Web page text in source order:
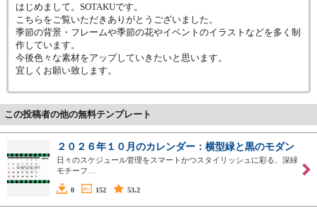
はじめまして。SOTAKUです。
こちらをご覧いただきありがとうございました。
季節の背景・フレームや季節の花やイベントのイラストなどを多く制
作しています。
今後色々な素材をアップしていきたいと思います。
宜しくお願い致します。
この投稿者の他の無料テンプレート
２０２６年１０月のカレンダー：横型緑と黒のモダン
日々のスケジュール管理をスマートかつスタイリッシュに彩る、深緑
モチーフ…
0 152 53.2